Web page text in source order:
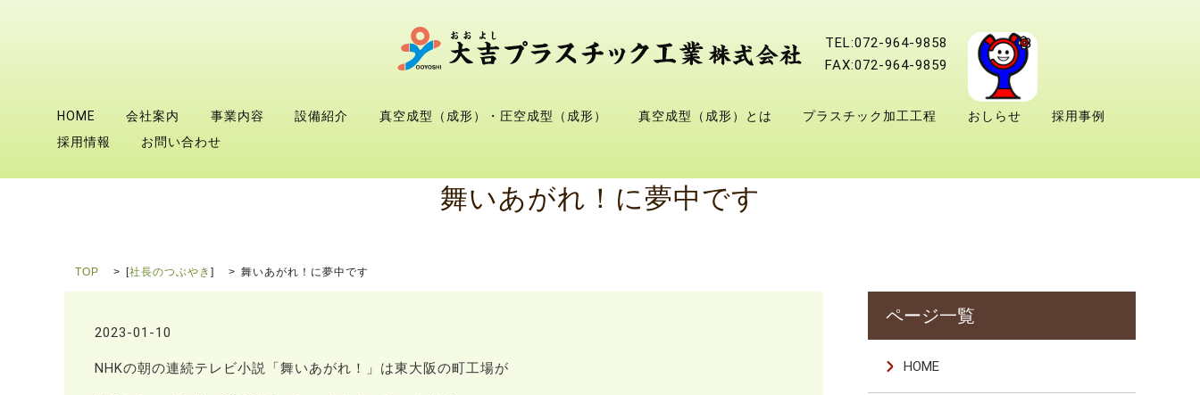
TEL:072-964-9858
FAX:072-964-9859
HOME 会社案内 事業内容 設備紹介 真空成型（成形）・圧空成型（成形） 真空成型（成形）とは プラスチック加工工程 おしらせ
採用事例
採用情報
お問い合わせ
舞いあがれ！に夢中です
TOP [社長のつぶやき ] 舞いあがれ！に夢中です
2023-01-10
NHKの朝の連続テレビ小説「舞いあがれ！」は東大阪の町工場が HOME